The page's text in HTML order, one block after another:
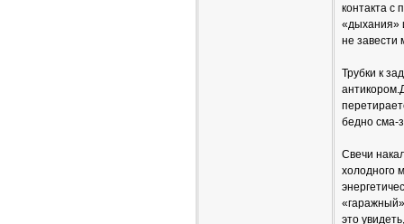
контакта с
«дыхания»
не завести
Трубки к
бедно сма-
Свечи
холодного
это